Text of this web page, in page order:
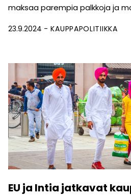
maksaa parempia palkkoja ja
23.9.2024 KAUPPAPOLITIIKKA
EU ja Intia jatkavat